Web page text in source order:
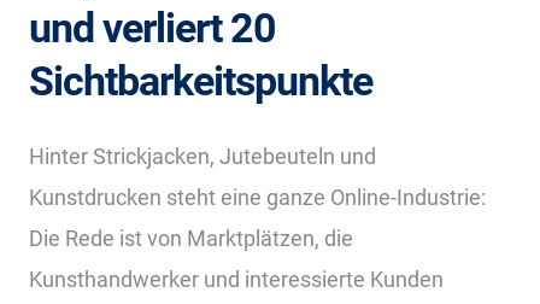
und verliert 20
Sichtbarkeitspunkte
Hinter Strickjacken, Jutebeuteln und
Kunstdrucken steht eine ganze Online-Industrie:
Die Rede ist von Marktplätzen, die
Kunsthandwerker und interessierte Kunden